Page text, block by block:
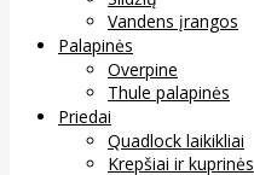
Vandens įrangos
Palapinės
Overpine
Thule palapinės
Priedai
Quadlock laikikliai
Krepšiai ir kuprinės